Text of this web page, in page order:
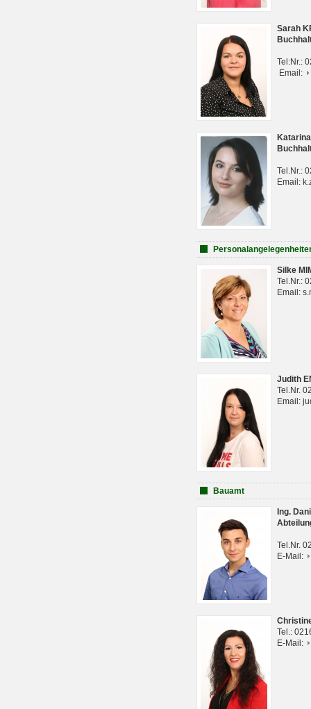
Sarah
Tel:Nr.:
Email:
Tel.Nr.:
Email:
Silke
Tel.Nr.:
Email:
Judith
Tel.Nr.
Email:
Bauamt
Ing.
Tel.Nr.
E-Mail:
Tel.:
E-Mail: